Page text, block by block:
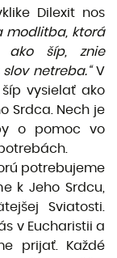
Dilexit nos
modlitba, ktorá
ako šíp,znie
slov netreba.“V
vysielať ako
Srdca. Nech je
o pomoc vo
potrebujeme
k Jeho Srdcu,
Sviatosti.
v Eucharistii a
prijať. Každé